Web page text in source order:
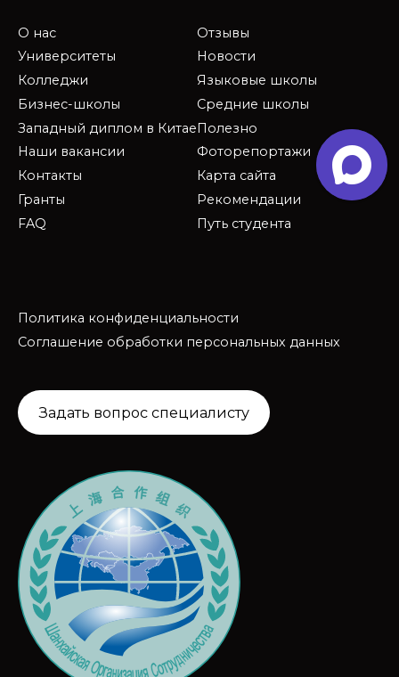
О нас
Университеты
Колледжи
Бизнес-школы
Западный диплом в Китае
Наши вакансии
Контакты
Гранты
FAQ
Отзывы
Новости
Языковые школы
Средние школы
Полезно
Фоторепортажи
Карта сайта
Рекомендации
Путь студента
Политика конфиденциальности
Соглашение обработки персональных данных
Задать вопрос специалисту